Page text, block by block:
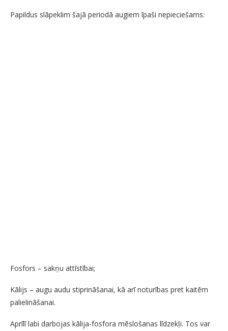
Papildus slāpeklim šajā periodā augiem īpaši nepieciešams:
Fosfors – sakņu attīstībai;
Kālijs – augu audu stiprināšanai, kā arī noturības pret kaitēm
palielināšanai.
Aprīlī labi darbojas kālija-fosfora mēslošanas līdzekļi. Tos var